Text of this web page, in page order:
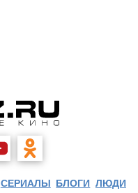
СЕРИАЛЫ БЛОГИ ЛЮДИ